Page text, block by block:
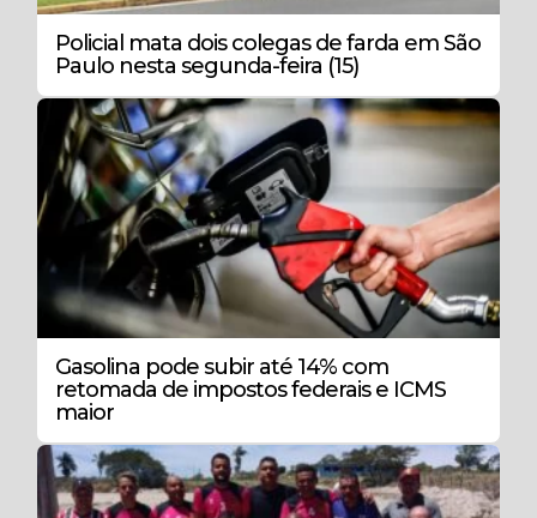
Policial mata dois colegas de farda em São
Paulo nesta segunda-feira (15)
Gasolina pode subir até 14% com
retomada de impostos federais e ICMS
maior